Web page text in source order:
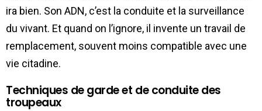
ira bien. Son ADN, c’est la conduite et la surveillance
du vivant. Et quand on l’ignore, il invente un travail de
remplacement, souvent moins compatible avec une
vie citadine.
Techniques de garde et de conduite des
troupeaux